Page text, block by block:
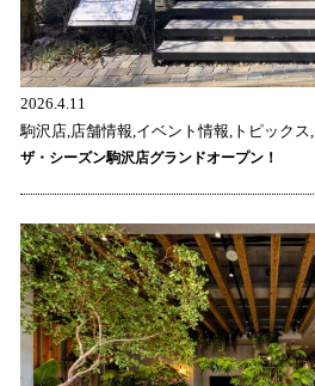
2026.4.11
駒沢店,店舗情報,イベント情報,トピックス,
ザ・シーズン駒沢店グランドオープン！